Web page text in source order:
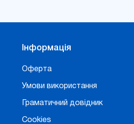
Інформація
Оферта
Умови використання
Граматичний довідник
Cookies